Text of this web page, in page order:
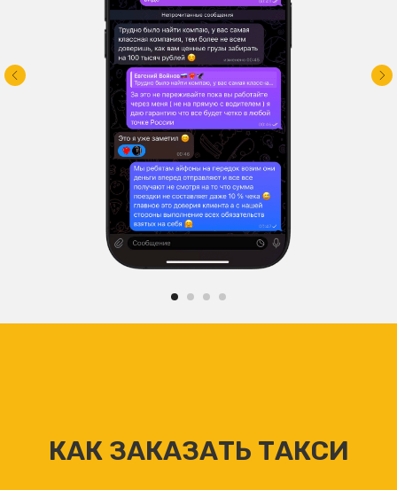
КАК ЗАКАЗАТЬ ТАКСИ